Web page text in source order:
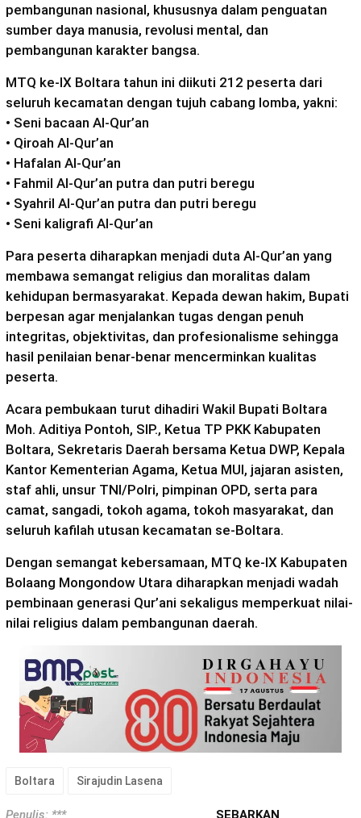
pembangunan nasional, khususnya dalam penguatan
sumber daya manusia, revolusi mental, dan
pembangunan karakter bangsa.
MTQ ke-IX Boltara tahun ini diikuti 212 peserta dari
seluruh kecamatan dengan tujuh cabang lomba, yakni:
• Seni bacaan Al-Qur’an
• Qiroah Al-Qur’an
• Hafalan Al-Qur’an
• Fahmil Al-Qur’an putra dan putri beregu
• Syahril Al-Qur’an putra dan putri beregu
• Seni kaligrafi Al-Qur’an
Para peserta diharapkan menjadi duta Al-Qur’an yang
membawa semangat religius dan moralitas dalam
kehidupan bermasyarakat. Kepada dewan hakim, Bupati
berpesan agar menjalankan tugas dengan penuh
integritas, objektivitas, dan profesionalisme sehingga
hasil penilaian benar-benar mencerminkan kualitas
peserta.
Acara pembukaan turut dihadiri Wakil Bupati Boltara
Moh. Aditiya Pontoh, SIP., Ketua TP PKK Kabupaten
Boltara, Sekretaris Daerah bersama Ketua DWP, Kepala
Kantor Kementerian Agama, Ketua MUI, jajaran asisten,
staf ahli, unsur TNI/Polri, pimpinan OPD, serta para
camat, sangadi, tokoh agama, tokoh masyarakat, dan
seluruh kafilah utusan kecamatan se-Boltara.
Dengan semangat kebersamaan, MTQ ke-IX Kabupaten
Bolaang Mongondow Utara diharapkan menjadi wadah
pembinaan generasi Qur’ani sekaligus memperkuat nilai-
nilai religius dalam pembangunan daerah.
Boltara Sirajudin Lasena
Penulis: *** SEBARKAN